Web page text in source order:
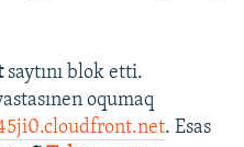
saytını blok etti.
oqumaq
. Esas